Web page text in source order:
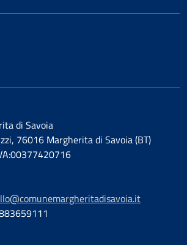
di Savoia
76016 Margherita di Savoia (BT)